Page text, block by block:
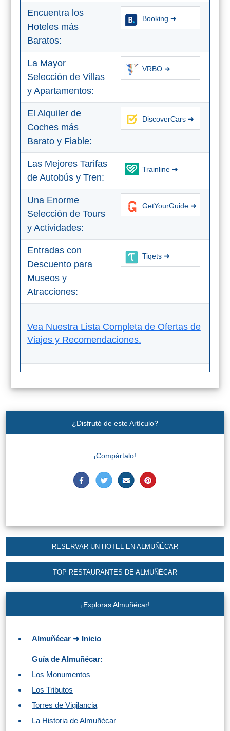
Encuentra los
Hoteles más
Baratos:
Booking ➜
La Mayor
Selección de Villas
y Apartamentos:
VRBO ➜
El Alquiler de
Coches más
Barato y Fiable:
DiscoverCars ➜
Las Mejores Tarifas
de Autobús y Tren:
Trainline ➜
Una Enorme
Selección de Tours
y Actividades:
GetYourGuide ➜
Entradas con
Descuento para
Museos y
Atracciones:
Tiqets ➜
Vea Nuestra Lista Completa de Ofertas de
Viajes y Recomendaciones.
¿Disfrutó de este Artículo?
¡Compártalo!
RESERVAR UN HOTEL EN ALMUÑÉCAR
TOP RESTAURANTES DE ALMUÑÉCAR
¡Exploras Almuñécar!
Almuñécar ➜ Inicio
Guía de Almuñécar:
Los Monumentos
Los Tributos
Torres de Vigilancia
La Historia de Almuñécar